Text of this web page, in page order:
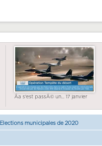
Ãa s'est passÃ© un... 17 janvier
Elections municipales de 2020